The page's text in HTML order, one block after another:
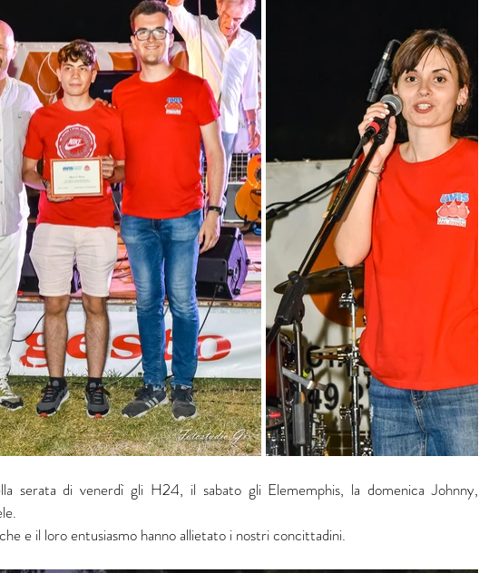
serata di venerdì gli H24, il sabato gli Elememphis, la domenica Johnny,
e il loro entusiasmo hanno allietato i nostri concittadini.